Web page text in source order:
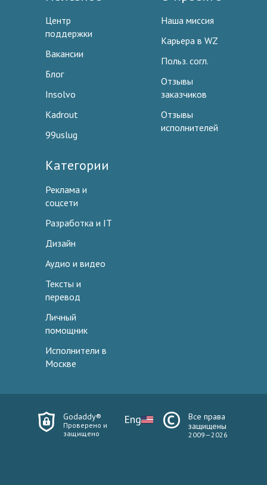
Центр
поддержки
Вакансии
Блог
Insolvo
Kadrout
99uslug
Наша миссия
Карьера в WZ
Польз. согл.
Отзывы
заказчиков
Отзывы
исполнителей
Категории
Реклама и
соцсети
Разработка и IT
Дизайн
Аудио и видео
Тексты и
перевод
Личный
помощник
Исполнители в
Москве
Godaddy®
Проверено и
защищено
Eng
Все права
защищены
2009—2026